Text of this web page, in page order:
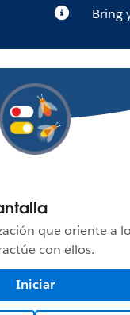
Bring
que oriente a
con ellos.
Iniciar